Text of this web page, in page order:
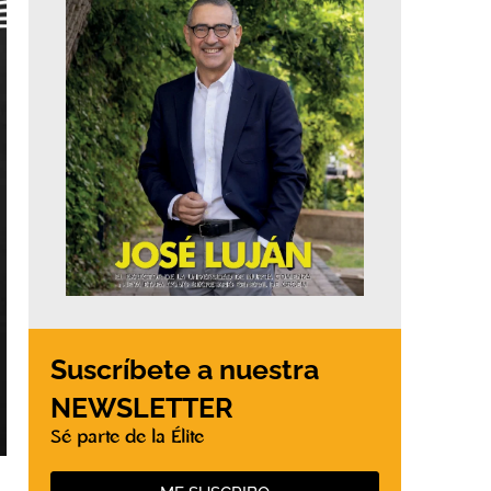
Suscríbete a nuestra
NEWSLETTER
Sé parte de la Élite